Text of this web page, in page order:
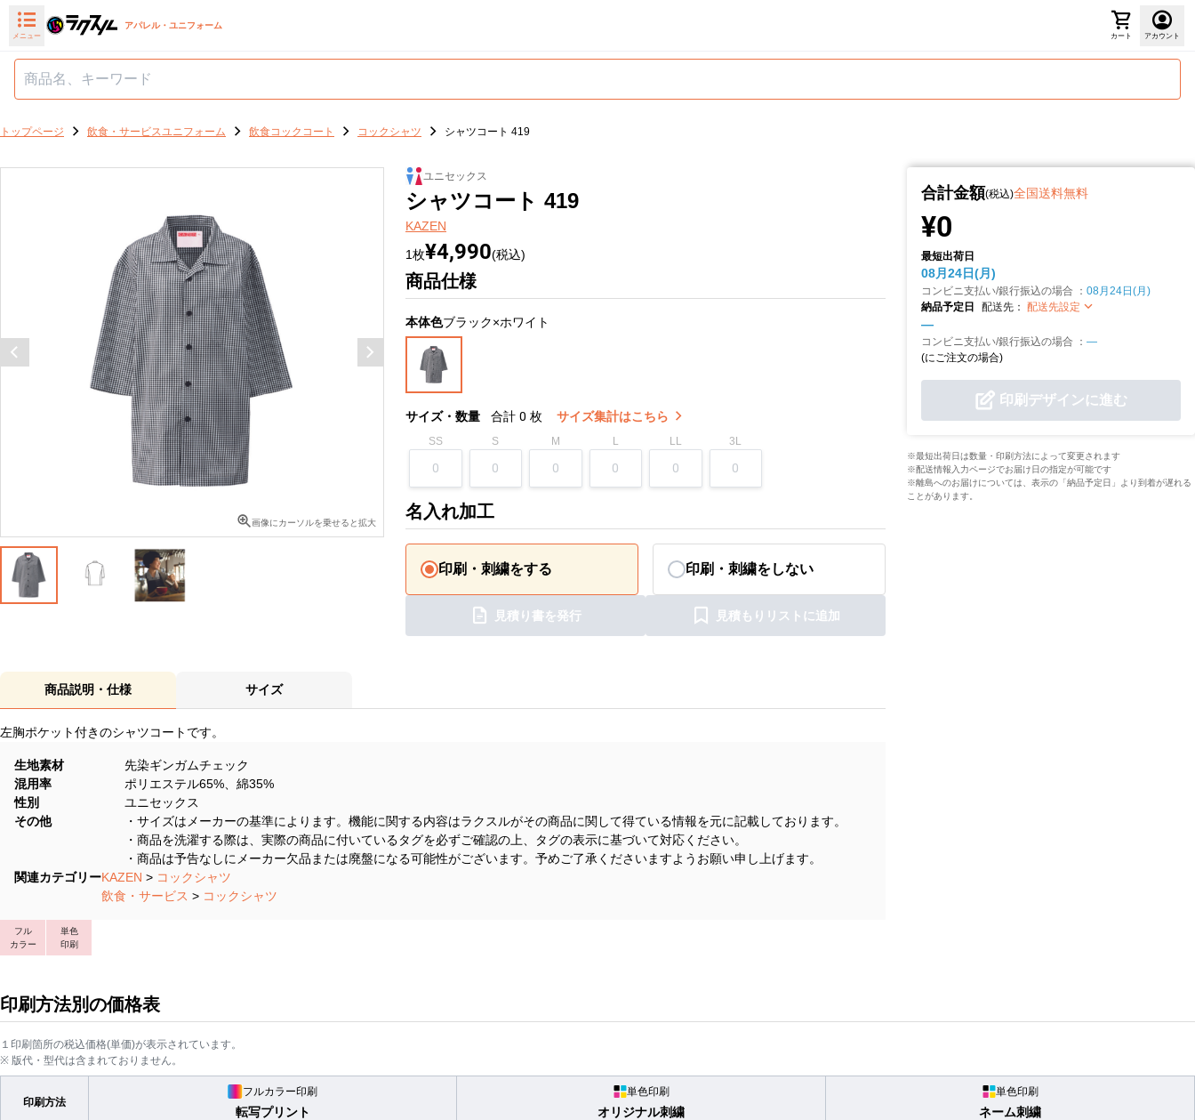
メニュー
アパレル・ユニフォーム
カート アカウント
トップページ 飲食・サービスユニフォーム 飲食コックコート コックシャツ シャツコート 419
画像にカーソルを乗せると拡大
ユニセックス
シャツコート 419
KAZEN
1枚¥4,990(税込)
商品仕様
本体色ブラック×ホワイト
サイズ・数量 合計 0 枚 サイズ集計はこちら
SS S M L LL 3L
名入れ加工
印刷・刺繍をする 印刷・刺繍をしない
見積り書を発行 見積もりリストに追加
合計金額(税込)全国送料無料
¥0
最短出荷日
08月24日(月)
コンビニ支払い/銀行振込の場合 ： 08月24日(月)
納品予定日
配送先： 配送先設定
—
コンビニ支払い/銀行振込の場合 ： —
(にご注文の場合)
印刷デザインに進む
※最短出荷日は数量・印刷方法によって変更されます
※配送情報入力ページでお届け日の指定が可能です
※離島へのお届けについては、表示の「納品予定日」より到着が遅れる
ことがあります。
商品説明・仕様 サイズ
左胸ポケット付きのシャツコートです。
フル
カラー
単色
印刷
生地素材
先染ギンガムチェック
混用率
ポリエステル65%、綿35%
性別
ユニセックス
その他
・サイズはメーカーの基準によります。機能に関する内容はラクスルがその商品に関して得ている情報を元に記載しております。
・商品を洗濯する際は、実際の商品に付いているタグを必ずご確認の上、タグの表示に基づいて対応ください。
・商品は予告なしにメーカー欠品または廃盤になる可能性がございます。予めご了承くださいますようお願い申し上げます。
関連カテゴリーKAZEN > コックシャツ
飲食・サービス > コックシャツ
印刷方法別の価格表
１印刷箇所の税込価格(単価)が表示されています。
※ 版代・型代は含まれておりません。
印刷方法
フルカラー印刷
転写プリント
単色印刷
オリジナル刺繍
単色印刷
ネーム刺繍